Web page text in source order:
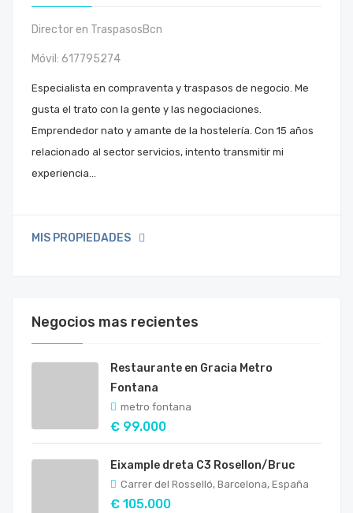
Director en TraspasosBcn
Móvil: 617795274
Especialista en compraventa y traspasos de negocio. Me
gusta el trato con la gente y las negociaciones.
Emprendedor nato y amante de la hostelería. Con 15 años
relacionado al sector servicios, intento transmitir mi
experiencia…
MIS PROPIEDADES
Negocios mas recientes
Restaurante en Gracia Metro
Fontana
metro fontana
€ 99.000
Eixample dreta C3 Rosellon/Bruc
Carrer del Rosselló, Barcelona, España
€ 105.000